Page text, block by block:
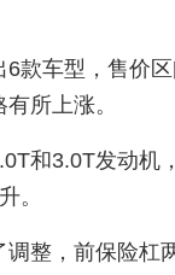
款车型，售价
所上涨。
和3.0T发动机
。
整，前保险杠